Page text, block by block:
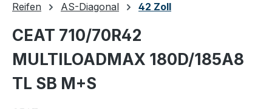
Reifen AS-Diagonal 42 Zoll
CEAT 710/70R42
MULTILOADMAX 180D/185A8
TL SB M+S